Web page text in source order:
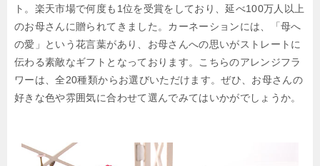
ト。楽天市場で何度も1位を受賞をしており、延べ100万人以上
のお母さんに贈られてきました。カーネーションには、「母へ
の愛」という花言葉があり、お母さんへの思いがストレートに
伝わる素敵なギフトとなっております。こちらのアレンジフラ
ワーは、全20種類からお選びいただけます。ぜひ、お母さんの
好きな色や雰囲気に合わせて選んでみてはいかがでしょうか。